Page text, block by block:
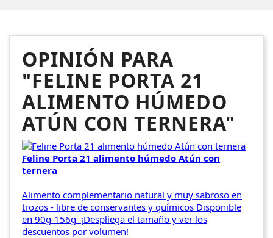
OPINIÓN PARA
"FELINE PORTA 21
ALIMENTO HÚMEDO
ATÚN CON TERNERA"
Feline Porta 21 alimento húmedo Atún con
ternera
Alimento complementario natural y muy sabroso en
trozos - libre de conservantes y químicos Disponible
en 90g-156g ¡Despliega el tamaño y ver los
descuentos por volumen!